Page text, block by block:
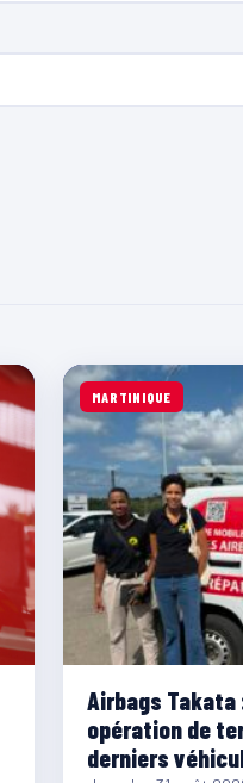
MARTINIQUE
Airbags Takata
opération de
derniers